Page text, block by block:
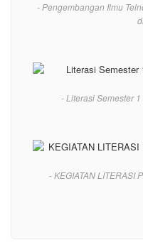
- Pengembangan Ilmu
- Literasi Semester
- KEGIATAN LITERASI